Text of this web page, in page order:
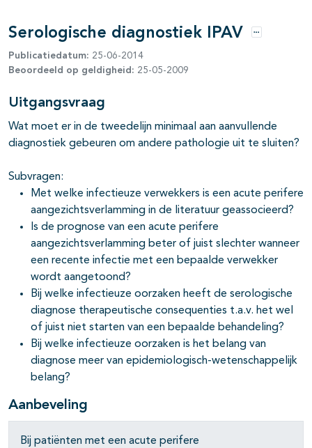
open- en dichtklappen
Serologische diagnostiek IPAV Opties
Publicatiedatum: 25-06-2014
Beoordeeld op geldigheid: 25-05-2009
Uitgangsvraag
Wat moet er in de tweedelijn minimaal aan aanvullende
diagnostiek gebeuren om andere pathologie uit te sluiten?
Subvragen:
Met welke infectieuze verwekkers is een acute perifere
aangezichtsverlamming in de literatuur geassocieerd?
Is de prognose van een acute perifere
aangezichtsverlamming beter of juist slechter wanneer
een recente infectie met een bepaalde verwekker
wordt aangetoond?
Bij welke infectieuze oorzaken heeft de serologische
diagnose therapeutische consequenties t.a.v. het wel
of juist niet starten van een bepaalde behandeling?
Bij welke infectieuze oorzaken is het belang van
diagnose meer van epidemiologisch-wetenschappelijk
belang?
Aanbeveling
Bij patiënten met een acute perifere